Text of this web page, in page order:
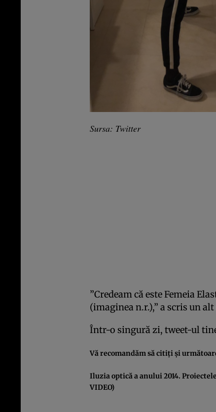
Sursa: Twitter
”Credeam că este Femeia
(imaginea n.r.),” a scris un
Într-o singură zi, tweet-ul
Vă recomandăm să citiţi şi
Iluzia optică a anului 2014.
VIDEO)